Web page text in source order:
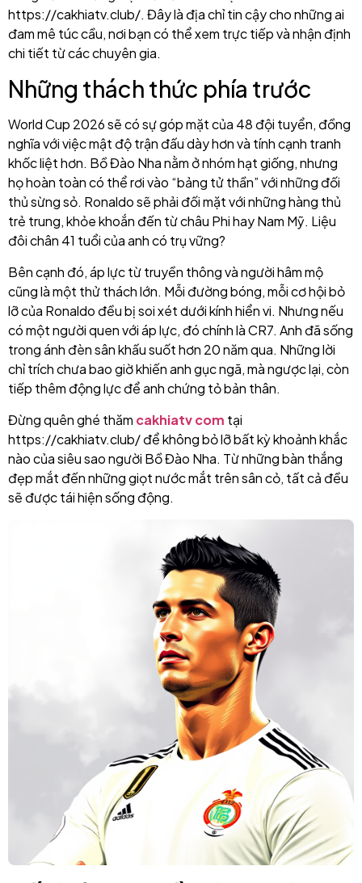
https://cakhiatv.club/. Đây là địa chỉ tin cậy cho những ai
đam mê túc cầu, nơi bạn có thể xem trực tiếp và nhận định
chi tiết từ các chuyên gia.
Những thách thức phía trước
World Cup 2026 sẽ có sự góp mặt của 48 đội tuyển, đồng
nghĩa với việc mật độ trận đấu dày hơn và tính cạnh tranh
khốc liệt hơn. Bồ Đào Nha nằm ở nhóm hạt giống, nhưng
họ hoàn toàn có thể rơi vào “bảng tử thần” với những đối
thủ sừng sỏ. Ronaldo sẽ phải đối mặt với những hàng thủ
trẻ trung, khỏe khoắn đến từ châu Phi hay Nam Mỹ. Liệu
đôi chân 41 tuổi của anh có trụ vững?
Bên cạnh đó, áp lực từ truyền thông và người hâm mộ
cũng là một thử thách lớn. Mỗi đường bóng, mỗi cơ hội bỏ
lỡ của Ronaldo đều bị soi xét dưới kính hiển vi. Nhưng nếu
có một người quen với áp lực, đó chính là CR7. Anh đã sống
trong ánh đèn sân khấu suốt hơn 20 năm qua. Những lời
chỉ trích chưa bao giờ khiến anh gục ngã, mà ngược lại, còn
tiếp thêm động lực để anh chứng tỏ bản thân.
Đừng quên ghé thăm cakhiatv com tại
https://cakhiatv.club/ để không bỏ lỡ bất kỳ khoảnh khắc
nào của siêu sao người Bồ Đào Nha. Từ những bàn thắng
đẹp mắt đến những giọt nước mắt trên sân cỏ, tất cả đều
sẽ được tái hiện sống động.